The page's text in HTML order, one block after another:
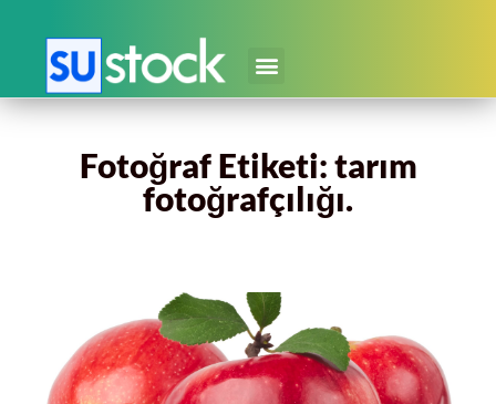
Fotoğraf Etiketi: tarım
fotoğrafçılığı.